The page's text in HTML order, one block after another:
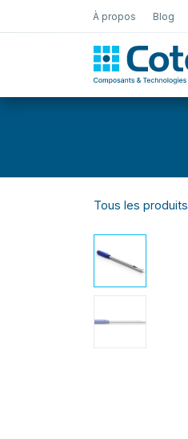
À propos Blog
Tous les produits